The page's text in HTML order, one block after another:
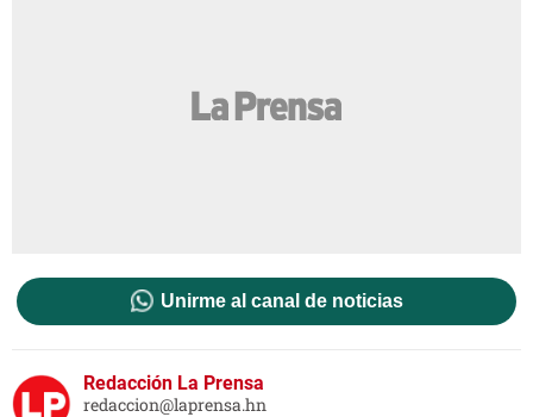
Unirme al canal de noticias
Redacción La Prensa
redaccion@laprensa.hn